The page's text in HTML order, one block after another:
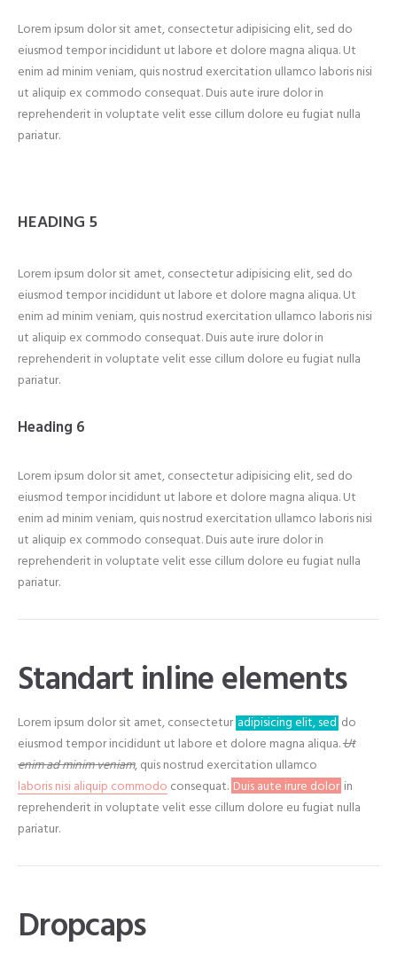
Lorem ipsum dolor sit amet, consectetur adipisicing elit, sed do
eiusmod tempor incididunt ut labore et dolore magna aliqua. Ut
enim ad minim veniam, quis nostrud exercitation ullamco laboris nisi
ut aliquip ex commodo consequat. Duis aute irure dolor in
reprehenderit in voluptate velit esse cillum dolore eu fugiat nulla
pariatur.
HEADING 5
Lorem ipsum dolor sit amet, consectetur adipisicing elit, sed do
eiusmod tempor incididunt ut labore et dolore magna aliqua. Ut
enim ad minim veniam, quis nostrud exercitation ullamco laboris nisi
ut aliquip ex commodo consequat. Duis aute irure dolor in
reprehenderit in voluptate velit esse cillum dolore eu fugiat nulla
pariatur.
Heading 6
Lorem ipsum dolor sit amet, consectetur adipisicing elit, sed do
eiusmod tempor incididunt ut labore et dolore magna aliqua. Ut
enim ad minim veniam, quis nostrud exercitation ullamco laboris nisi
ut aliquip ex commodo consequat. Duis aute irure dolor in
reprehenderit in voluptate velit esse cillum dolore eu fugiat nulla
pariatur.
Standart inline elements
Lorem ipsum dolor sit amet, consectetur adipisicing elit, sed do
eiusmod tempor incididunt ut labore et dolore magna aliqua.Ut
enim ad minim veniam, quis nostrud exercitation ullamco
laboris nisi aliquip commodo consequat. Duis aute irure dolor in
reprehenderit involuptate velit esse cillum dolore eu fugiat nulla
pariatur.
Dropcaps